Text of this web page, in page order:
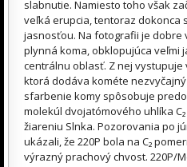
slabnutie. Namiesto toho však
veľká erupcia, tentoraz dokonca
jasnosťou. Na fotografii je
plynná koma, obklopujúca veľmi
centrálnu oblasť. Z nej
ktorá dodáva kométe
sfarbenie komy spôsobuje
molekúl dvojatómového uhlíka
žiareniu Slnka. Pozorovania po
ukázali, že 220P bola na C₂
výrazný prachový chvost. 220P/